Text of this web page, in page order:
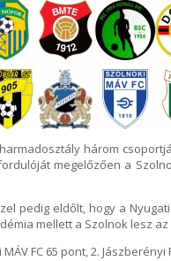
három
megelőzően a
pedig eldőlt, hogy a
mellett a Szolnok lesz az
FC 65 pont, 2. Jászberényi